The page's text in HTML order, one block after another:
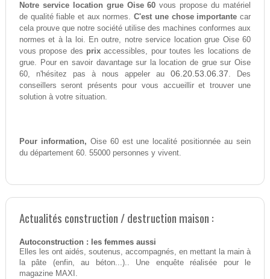
Notre service location grue Oise 60 vous propose du matériel
de qualité fiable et aux normes.C'est une chose importante car
cela prouve que notre société utilise des machines conformes aux
normes et à la loi. En outre, notre service location grue Oise 60
vous propose des prixaccessibles, pour toutes les locations de
grue. Pour en savoir davantage sur la location de grue sur Oise
60, n'hésitez pas à nous appeler au06.20.53.06.37. Des
conseillers seront présents pour vous accueillir et trouver une
solution à votre situation.
Pour information, Oise 60 est une localité positionnée au sein
du département 60. 55000 personnes y vivent.
Actualités construction / destruction maison :
Autoconstruction : les femmes aussi
Elles les ont aidés, soutenus, accompagnés, en mettant la main à
la pâte (enfin, au béton...).. Une enquête réalisée pour le
magazine MAXI.